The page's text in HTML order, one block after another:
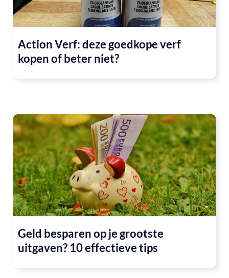
Action Verf: deze goedkope verf
kopen of beter niet?
Geld besparen op je grootste
uitgaven? 10 effectieve tips